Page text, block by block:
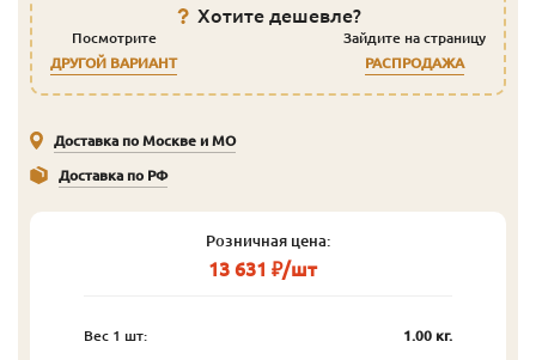
Хотите дешевле?
Посмотрите
ДРУГОЙ ВАРИАНТ
Зайдите на страницу
РАСПРОДАЖА
Доставка по Москве и МО
Доставка по РФ
Розничная цена:
13 631 ₽/шт
Вес 1 шт: 1.00 кг.